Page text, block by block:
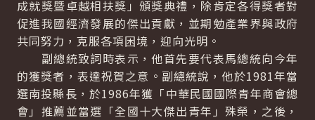
成就獎暨卓越相扶獎」頒獎典禮，除肯定各得獎者對
促進我國經濟發展的傑出貢獻，並期勉產業界與政府
共同努力，克服各項困境，迎向光明。
副總統致詞時表示，他首先要代表馬總統向今年
的獲獎者，表達祝賀之意。副總統說，他於1981年當
選南投縣長，於1986年獲「中華民國國際青年商會總
會」推薦並當選「全國十大傑出青年」殊榮，之後，